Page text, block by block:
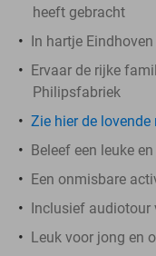
heeft gebracht
In hartje Eindhoven
Ervaar de rijke
Philipsfabriek
Zie hier de lovende
Beleef een leuke
Een onmisbare
Inclusief audiotour
Leuk voor jong en